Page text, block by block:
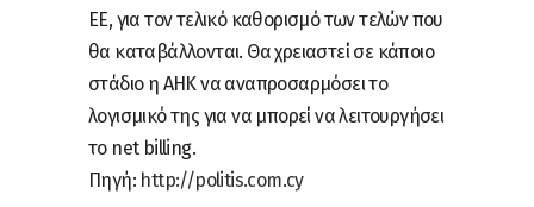
ΕΕ, για τον τελικό καθορισμό των τελών που
θα καταβάλλονται. Θα χρειαστεί σε κάποιο
στάδιο η ΑΗΚ να αναπροσαρμόσει το
λογισμικό της για να μπορεί να λειτουργήσει
το net billing.
Πηγή: http://politis.com.cy